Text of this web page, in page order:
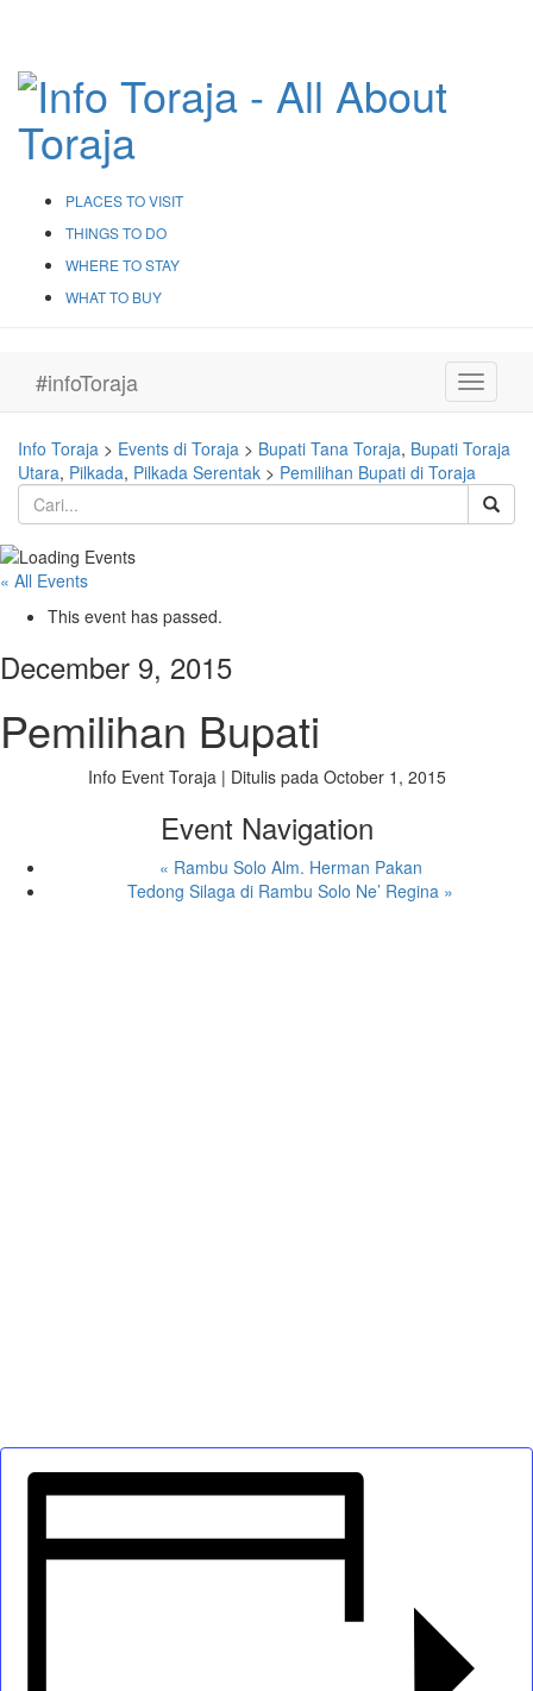
PLACES TO VISIT
THINGS TO DO
WHERE TO STAY
WHAT TO BUY
Toggle
#infoToraja
Info Toraja > Events di Toraja > Bupati Tana Toraja, Bupati Toraja
Utara, Pilkada, Pilkada Serentak > Pemilihan Bupati di Toraja
« All Events
This event has passed.
December 9, 2015
Pemilihan Bupati
Info Event Toraja| Ditulis pada October 1, 2015
Event Navigation
« Rambu Solo Alm. Herman Pakan
Tedong Silaga di Rambu Solo Ne’ Regina »